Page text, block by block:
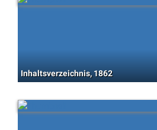
Inhaltsverzeichnis, 1862